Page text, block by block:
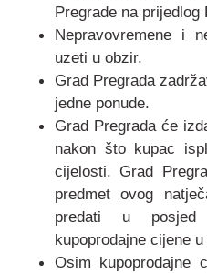
Pregrade na prijedlog
Nepravovremene i
uzeti u obzir.
Grad Pregrada
jedne ponude.
Grad Pregrada će
nakon što kupac
cijelosti. Grad
predmet ovog
predati u posjed
kupoprodajne cijene
Osim kupoprodajne